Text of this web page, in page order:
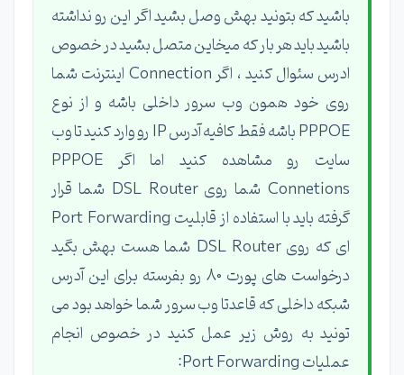
باشید که بتونید بهش وصل بشید اگر این رو نداشته
باشید باید هر بار که میخاین متصل بشید در خصوص
ادرس سئوال کنید ، اگر Connection اینترنت شما
روی خود همون وب سرور داخلی باشه و از نوع
PPPOE باشه فقط کافیه آدرس IP رو وارد کنید تا وب
سایت رو مشاهده کنید اما اگر PPPOE
Connetions شما روی DSL Router شما قرار
گرفته باید با استفاده از قابلیت Port Forwarding
ای که روی DSL Router شما هست بهش بگید
درخواست های پورت 80 رو بفرسته برای این آدرس
شبکه داخلی که قاعدتا وب سرور شما خواهد بود می
تونید به روش زیر عمل کنید در خصوص انجام
عملیات Port Forwarding: